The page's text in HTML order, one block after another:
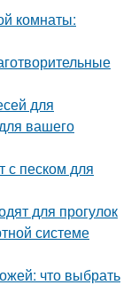
комнаты:
для
вашего
с песком для
для прогулок
системе
что выбрать